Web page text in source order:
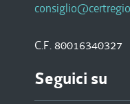
C.F. 80016340327
Seguici su